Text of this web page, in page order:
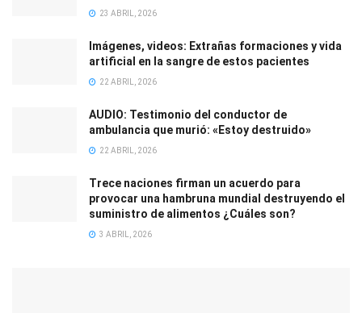
23 ABRIL, 2026
Imágenes, videos: Extrañas formaciones y vida
artificial en la sangre de estos pacientes
22 ABRIL, 2026
AUDIO: Testimonio del conductor de
ambulancia que murió: «Estoy destruido»
22 ABRIL, 2026
Trece naciones firman un acuerdo para
provocar una hambruna mundial destruyendo el
suministro de alimentos ¿Cuáles son?
3 ABRIL, 2026